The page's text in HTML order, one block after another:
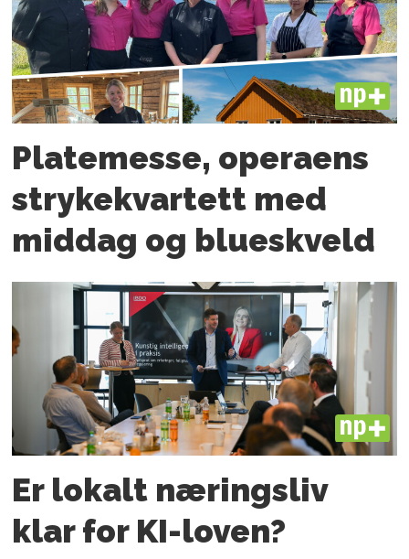
PLUS
Platemesse, operaens
strykekvartett med
middag og blueskveld
PLUS
Er lokalt næringsliv
klar for KI-loven?